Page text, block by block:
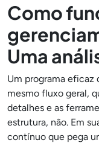
Como
Uma
Um programa eficaz
mesmo fluxo geral,
detalhes e as
estrutura, não. Em
contínuo que pega